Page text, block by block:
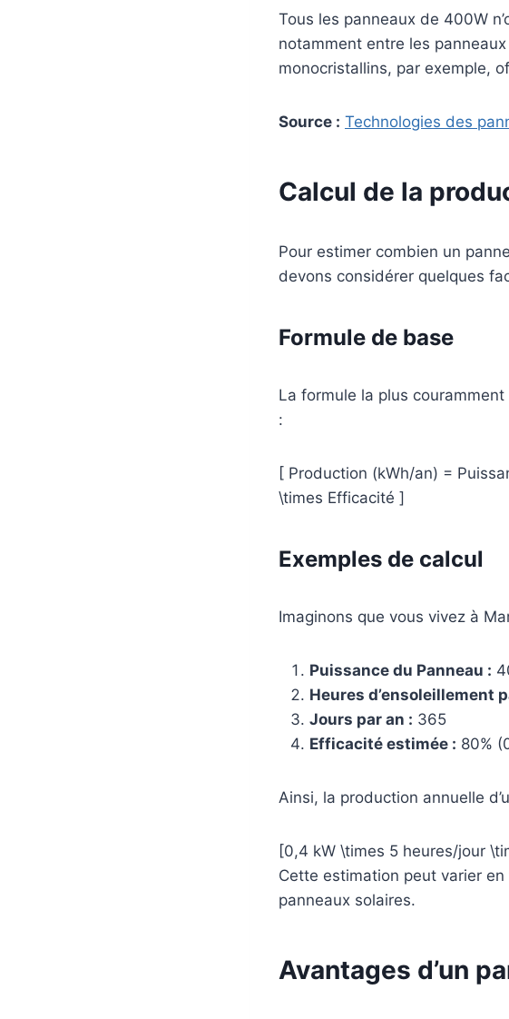
Tous les panneaux de 400W
notamment entre les
monocristallins, par exemple,
Source : Technologies des
Calcul de la
Pour estimer combien un
devons considérer quelques
Formule de base
La formule la plus
:
[ Production (kWh/an) =
\times Efficacité ]
Exemples de calcul
Imaginons que vous vivez à
Puissance du Panneau :
Heures d’ensoleillement
Jours par an : 365
Efficacité estimée : 80%
Ainsi, la production annuelle
[0,4 kW \times 5 heures/jour
Cette estimation peut varier
panneaux solaires.
Avantages d’un